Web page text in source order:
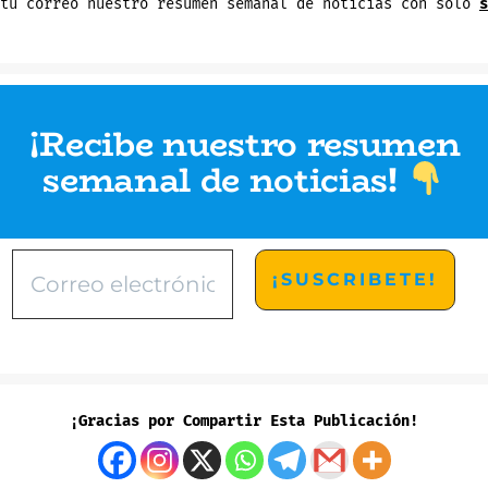
¡Recibe nuestro resumen
semanal de noticias!
¡Gracias por Compartir Esta Publicación!